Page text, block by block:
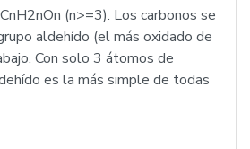
(n>=3). Los carbonos se
aldehído (el más oxidado de
Con solo 3 átomos de
es la más simple de todas